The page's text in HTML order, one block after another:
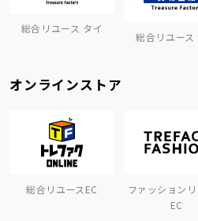
総合リユース タイ
総合リユース
オンラインストア
総合リユースEC
ファッション
EC